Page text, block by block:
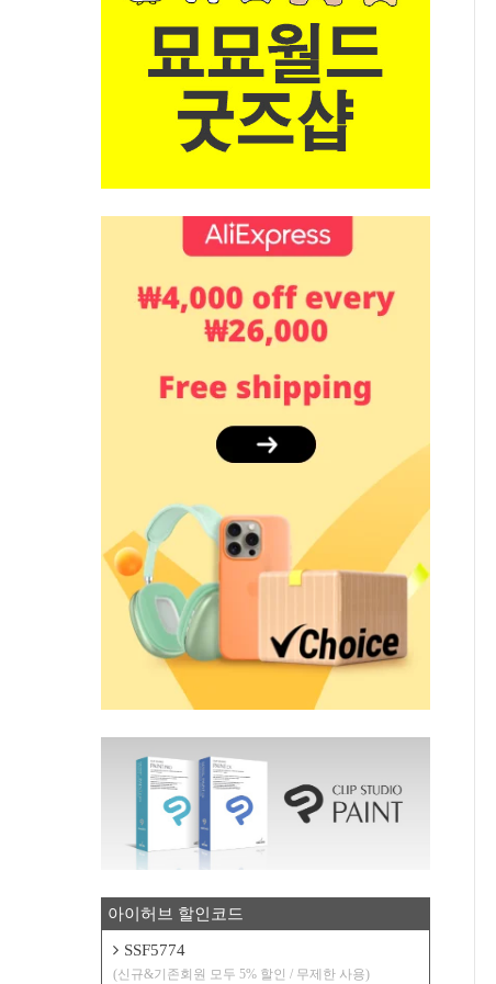
아이허브 할인코드
SSF5774
(신규&기존회원 모두 5% 할인 / 무제한 사용)